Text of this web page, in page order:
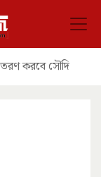
করবে সৌদি